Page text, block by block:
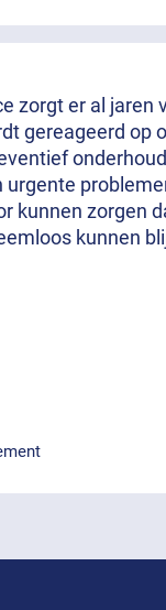
zorgt er al jaren
gereageerd op
urgente
kunnen zorgen
kunnen